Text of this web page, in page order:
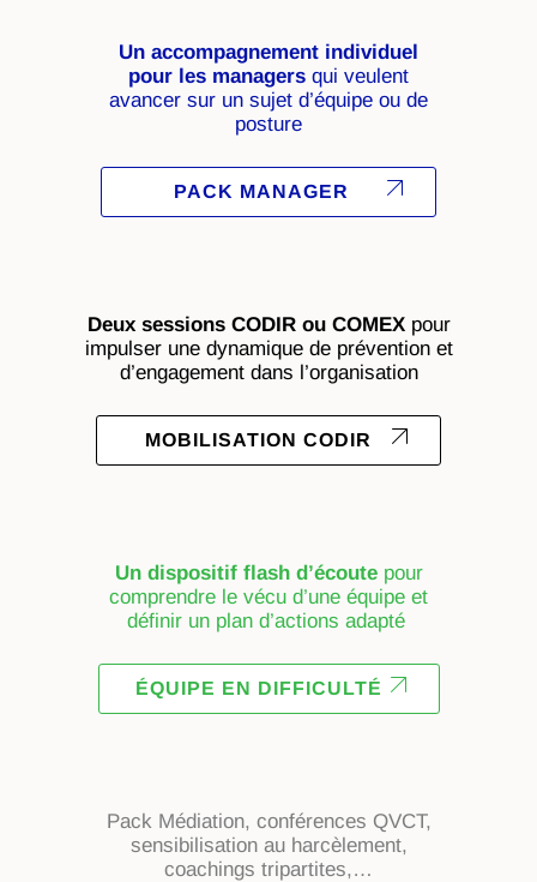
Un accompagnement individuel
pour les managers qui veulent
avancer sur un sujet d’équipe ou de
posture
PACK MANAGER
Deux sessions CODIR ou COMEX pour
impulser une dynamique de prévention et
d’engagement dans l’organisation
MOBILISATION CODIR
Un dispositif flash d’écoute pour
comprendre le vécu d’une équipe et
définir un plan d’actions adapté
ÉQUIPE EN DIFFICULTÉ
Pack Médiation, conférences QVCT,
sensibilisation au harcèlement,
coachings tripartites,…